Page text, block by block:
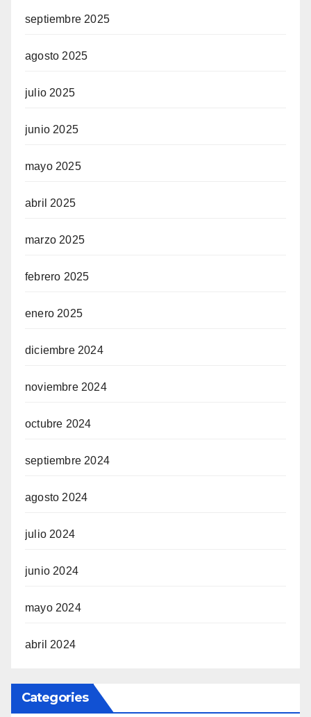
septiembre 2025
agosto 2025
julio 2025
junio 2025
mayo 2025
abril 2025
marzo 2025
febrero 2025
enero 2025
diciembre 2024
noviembre 2024
octubre 2024
septiembre 2024
agosto 2024
julio 2024
junio 2024
mayo 2024
abril 2024
Categories